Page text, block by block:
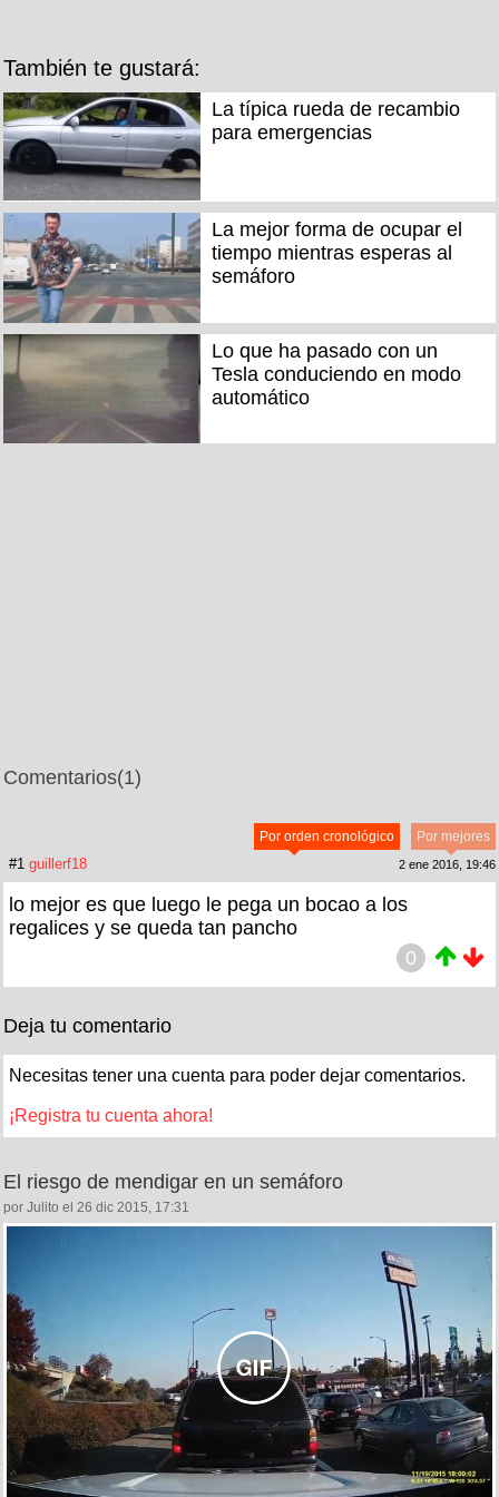
También te gustará:
La típica rueda de recambio
para emergencias
La mejor forma de ocupar el
tiempo mientras esperas al
semáforo
Lo que ha pasado con un
Tesla conduciendo en modo
automático
Comentarios(1)
Por mejores
Por orden cronológico
#1 guillerf18 2 ene 2016, 19:46
lo mejor es que luego le pega un bocao a los
regalices y se queda tan pancho
0
Deja tu comentario
Necesitas tener una cuenta para poder dejar comentarios.
¡Registra tu cuenta ahora!
El riesgo de mendigar en un semáforo
por Julito el 26 dic 2015, 17:31